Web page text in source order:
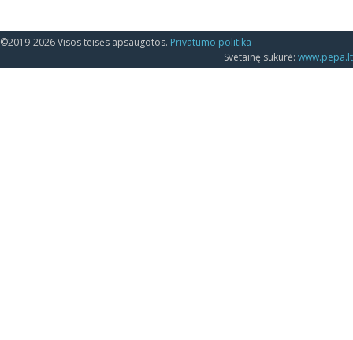
©2019-2026 Visos teisės apsaugotos. Privatumo politika
Svetainę sukūrė: www.pepa.lt